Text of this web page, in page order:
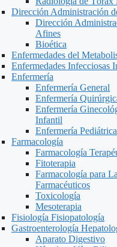
Dirección Administración
Dirección
Afines
Bioética
Enfermedades del
Enfermedades Infecciosas
Enfermería
Enfermería General
Enfermería
Enfermería
Infantil
Enfermería Pediátrica
Farmacología
Farmacología
Fitoterapia
Farmacología para
Farmacéuticos
Toxicología
Mesoterapia
Fisiología Fisiopatología
Gastroenterología
Aparato Digestivo